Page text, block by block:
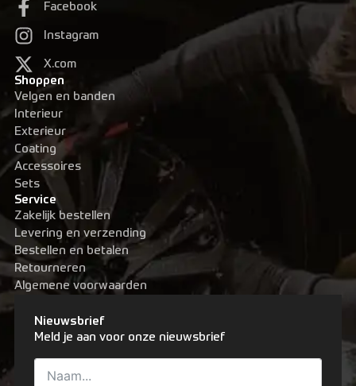
Facebook
Instagram
X.com
Shoppen
Velgen en banden
Interieur
Exterieur
Coating
Accessoires
Sets
Service
Zakelijk bestellen
Levering en verzending
Bestellen en betalen
Retourneren
Algemene voorwaarden
Nieuwsbrief
Meld je aan voor onze nieuwsbrief